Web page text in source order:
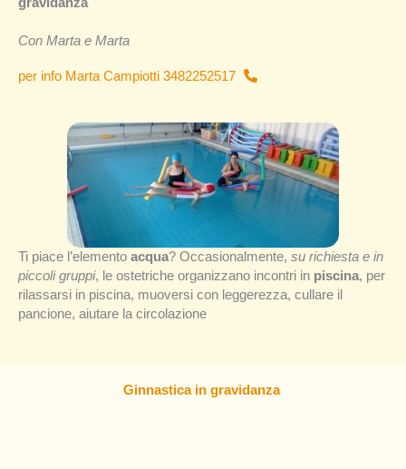
Con Marta e Marta
per info Marta Campiotti 3482252517
Ti piace l’elemento acqua? Occasionalmente, su richiesta e in
piccoli gruppi, le ostetriche organizzano incontri in piscina, per
rilassarsi in piscina, muoversi con leggerezza, cullare il
pancione, aiutare la circolazione
Ginnastica in gravidanza